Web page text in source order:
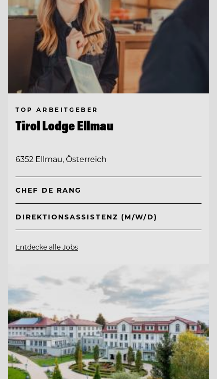
TOP ARBEITGEBER
Tirol Lodge Ellmau
6352 Ellmau, Österreich
CHEF DE RANG
DIREKTIONSASSISTENZ (M/W/D)
Entdecke alle Jobs